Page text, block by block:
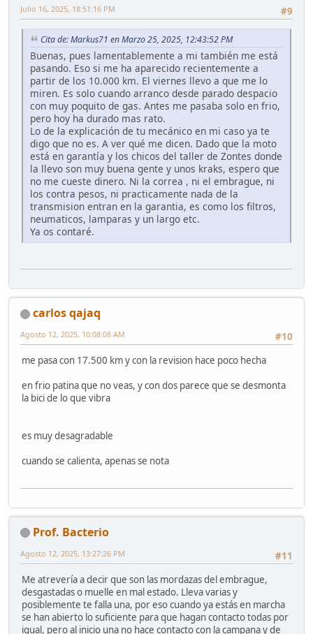
#9
Julio 16, 2025, 18:51:16 PM
Cita de: Markus71 en Marzo 25, 2025, 12:43:52 PM
Buenas, pues lamentablemente a mi también me está
pasando. Eso si me ha aparecido recientemente a
partir de los 10.000 km. El viernes llevo a que me lo
miren. Es solo cuando arranco desde parado despacio
con muy poquito de gas. Antes me pasaba solo en frio,
pero hoy ha durado mas rato.
Lo de la explicación de tu mecánico en mi caso ya te
digo que no es. A ver qué me dicen. Dado que la moto
está en garantía y los chicos del taller de Zontes donde
la llevo son muy buena gente y unos kraks, espero que
no me cueste dinero. Ni la correa , ni el embrague, ni
los contra pesos, ni practicamente nada de la
transmision entran en la garantia, es como los filtros,
neumaticos, lamparas y un largo etc.
Ya os contaré.
carlos qajaq
#10
Agosto 12, 2025, 10:08:08 AM
me pasa con 17.500 km y con la revision hace poco hecha
en frio patina que no veas, y con dos parece que se desmonta
la bici de lo que vibra
es muy desagradable
cuando se calienta, apenas se nota
Prof. Bacterio
#11
Agosto 12, 2025, 13:27:26 PM
Me atrevería a decir que son las mordazas del embrague,
desgastadas o muelle en mal estado. Lleva varias y
posiblemente te falla una, por eso cuando ya estás en marcha
se han abierto lo suficiente para que hagan contacto todas por
igual, pero al inicio una no hace contacto con la campana y de